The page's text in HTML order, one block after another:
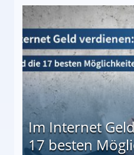
besten Möglichkeiten
Im Internet
17 besten